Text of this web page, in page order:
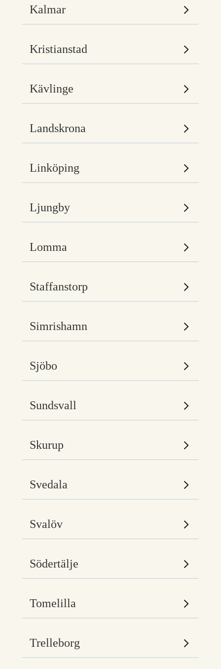
Kalmar
Kristianstad
Kävlinge
Landskrona
Linköping
Ljungby
Lomma
Staffanstorp
Simrishamn
Sjöbo
Sundsvall
Skurup
Svedala
Svalöv
Södertälje
Tomelilla
Trelleborg